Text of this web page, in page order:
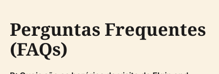
Perguntas Frequentes
(FAQs)